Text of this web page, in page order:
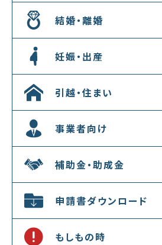
結婚・離婚
妊娠・出産
引越・住まい
事業者向け
補助金・助成金
申請書ダウンロード
もしもの時